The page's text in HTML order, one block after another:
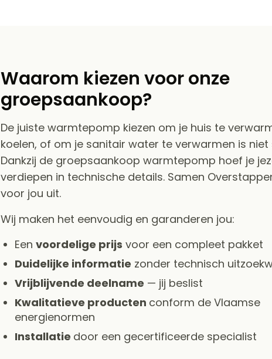
Waarom kiezen voor onze
groepsaankoop?
De juiste warmtepomp kiezen om je huis te
koelen, of om je sanitair water te verwarmen is niet
Dankzij de groepsaankoop warmtepomp hoef je
verdiepen in technische details. Samen
voor jou uit.
Wij maken het eenvoudig en garanderen jou:
Een voordelige prijs voor een compleet pakket
Duidelijke informatie zonder technisch
Vrijblijvende deelname — jij beslist
Kwalitatieve producten conform de Vlaamse
energienormen
Installatie door een gecertificeerde specialist